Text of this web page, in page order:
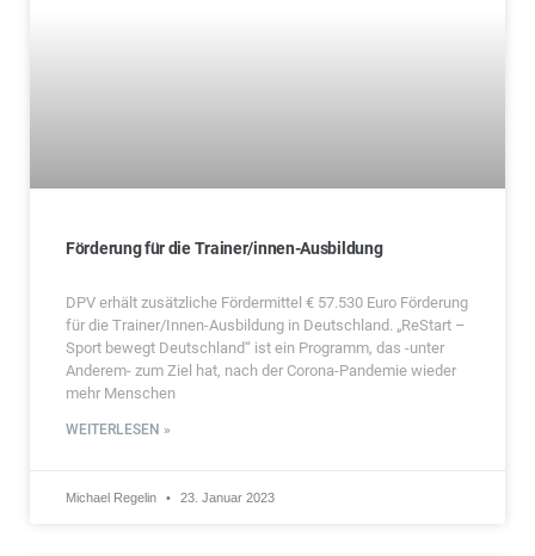
Förderung für die Trainer/innen-Ausbildung
DPV erhält zusätzliche Fördermittel € 57.530 Euro Förderung
für die Trainer/Innen-Ausbildung in Deutschland. „ReStart –
Sport bewegt Deutschland“ ist ein Programm, das -unter
Anderem- zum Ziel hat, nach der Corona-Pandemie wieder
mehr Menschen
WEITERLESEN »
Michael Regelin 23. Januar 2023